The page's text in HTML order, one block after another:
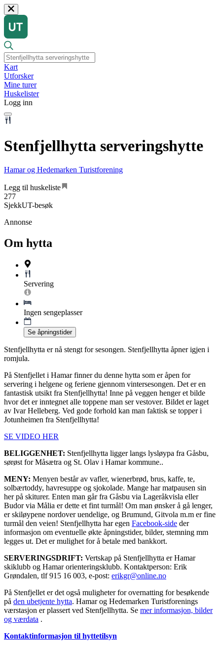
Kart
Utforsker
Mine turer
Huskelister
Logg inn
Stenfjellhytta serveringshytte
Hamar og Hedemarken Turistforening
Legg til huskeliste
277
SjekkUT-besøk
Annonse
Om hytta
Servering
Ingen sengeplasser
Se åpningstider
Stenfjellhytta er nå stengt for sesongen. Stenfjellhytta åpner igjen i
romjula.
På Stenfjellet i Hamar finner du denne hytta som er åpen for
servering i helgene og feriene gjennom vintersesongen. Det er en
fantastisk utsikt fra Stenfjellhytta! Inne på veggen henger et bilde
hvor det er inntegnet alle toppene man ser vestover. Bildet er laget
av Ivar Helleberg. Ved gode forhold kan man faktisk se topper i
Jotunheimen fra Stenfjellhytta!
SE VIDEO HER
BELIGGENHET: Stenfjellhytta ligger langs lysløypa fra Gåsbu,
sørøst for Måsætra og St. Olav i Hamar kommune..
MENY: Menyen består av vafler, wienerbrød, brus, kaffe, te,
solbærtoddy, havresuppe og sjokolade. Mange har matpausen sin
her på skiturer. Enten man går fra Gåsbu via Lageråkvisla eller
Budor via Målia er dette et fint turmål! Om man ønsker å gå lenger,
er skiløypene nordover uendelige, og Brumund, Gitvola m.m er fine
turmål den veien! Stenfjellhytta har egen Facebook-side der
informasjon om eventuelle økte åpningstider, bilder, stemning mm
legges ut. Det er mulighet for å betale med bankkort.
SERVERINGSDRIFT: Vertskap på Stenfjellhytta er Hamar
skiklubb og Hamar orienteringsklubb. Kontaktperson: Erik
Grøndalen, tlf 915 16 003, e-post: erikgr@online.no
På Stenfjellet er det også muligheter for overnatting for besøkende
på den ubetjente hytta. Hamar og Hedemarken Turistforenings
værstasjon er plassert ved Stenfjellhytta. Se mer informasjon, bilder
og værdata .
Kontaktinformasjon til hyttetilsyn